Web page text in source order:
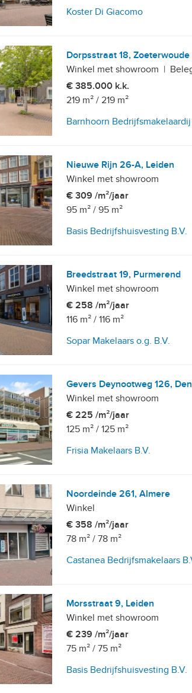
Koster Di Giacomo
Dorpsstraat 18, Zoeterwoude
Winkel met showroom |
€ 385.000 k.k.
219 m² / 219 m²
Barnhoorn Bedrijfsmakelaardij
Nieuwe Rijn 26-A, Leiden
Winkel met showroom
€ 309 /m²/jaar
95 m² / 95 m²
Basis Bedrijfshuisvesting B.V.
Breedstraat 19, Purmerend
Winkel met showroom
€ 258 /m²/jaar
116 m² / 116 m²
Sopar Makelaars o.g. B.V.
Gevers Deynootweg 126,
Winkel met showroom
€ 225 /m²/jaar
125 m² / 125 m²
Frisia Makelaars B.V.
Noordeinde 261, Almere
Winkel
€ 358 /m²/jaar
78 m² / 78 m²
Castanea Bedrijfsmakelaars
Morsstraat 9, Leiden
Winkel met showroom
€ 239 /m²/jaar
75 m² / 75 m²
Basis Bedrijfshuisvesting B.V.